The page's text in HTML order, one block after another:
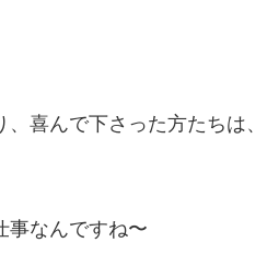
喜んで下さった方たちは、
事なんですね〜